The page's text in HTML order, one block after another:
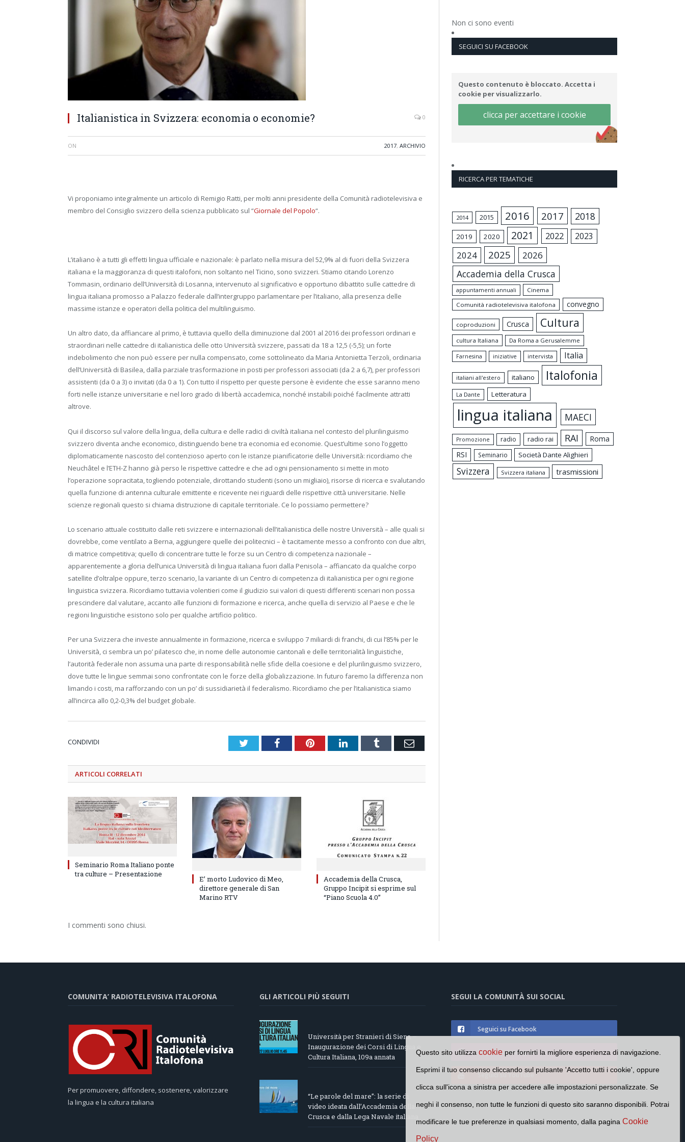
Italianistica in Svizzera: economia o economie? 0
ON 2017, ARCHIVIO
Vi proponiamo integralmente un articolo di Remigio Ratti, per molti anni presidente della Comunità radiotelevisiva e
membro del Consiglio svizzero della scienza pubblicato sul “Giornale del Popolo“.
L’italiano è a tutti gli effetti lingua ufficiale e nazionale: è parlato nella misura del 52,9% al di fuori della Svizzera
italiana e la maggioranza di questi italofoni, non soltanto nel Ticino, sono svizzeri. Stiamo citando Lorenzo
Tommasin, ordinario dell’Università di Losanna, intervenuto al significativo e opportuno dibattito sulle cattedre di
lingua italiana promosso a Palazzo federale dall’intergruppo parlamentare per l’italiano, alla presenza delle
massime istanze e operatori della politica del multilinguismo.
Un altro dato, da affiancare al primo, è tuttavia quello della diminuzione dal 2001 al 2016 dei professori ordinari e
straordinari nelle cattedre di italianistica delle otto Università svizzere, passati da 18 a 12,5 (-5,5); un forte
indebolimento che non può essere per nulla compensato, come sottolineato da Maria Antonietta Terzoli, ordinaria
dell’Università di Basilea, dalla parziale trasformazione in posti per professori associati (da 2 a 6,7), per professori
assistenti (da 0 a 3) o invitati (da 0 a 1). Con tutto il rispetto per queste persone è evidente che esse saranno meno
forti nelle istanze universitarie e nel loro grado di libertà accademica, nonché instabili poiché facilmente attratti
altrove.
Qui il discorso sul valore della lingua, della cultura e delle radici di civiltà italiana nel contesto del plurilinguismo
svizzero diventa anche economico, distinguendo bene tra economia ed economie. Quest’ultime sono l’oggetto
diplomaticamente nascosto del contenzioso aperto con le istanze pianificatorie delle Università: ricordiamo che
Neuchâtel e l’ETH-Z hanno già perso le rispettive cattedre e che ad ogni pensionamento si mette in moto
l’operazione sopracitata, togliendo potenziale, dirottando studenti (sono un migliaio), risorse di ricerca e svalutando
quella funzione di antenna culturale emittente e ricevente nei riguardi delle rispettive città universitarie. Nelle
scienze regionali questo si chiama distruzione di capitale territoriale. Ce lo possiamo permettere?
Lo scenario attuale costituito dalle reti svizzere e internazionali dell’italianistica delle nostre Università – alle quali si
dovrebbe, come ventilato a Berna, aggiungere quelle dei politecnici – è tacitamente messo a confronto con due altri,
di matrice competitiva; quello di concentrare tutte le forze su un Centro di competenza nazionale –
apparentemente a gloria dell’unica Università di lingua italiana fuori dalla Penisola – affiancato da qualche corpo
satellite d’oltralpe oppure, terzo scenario, la variante di un Centro di competenza di italianistica per ogni regione
linguistica svizzera. Ricordiamo tuttavia volentieri come il giudizio sui valori di questi differenti scenari non possa
prescindere dal valutare, accanto alle funzioni di formazione e ricerca, anche quella di servizio al Paese e che le
regioni linguistiche esistono solo per qualche artificio politico.
Per una Svizzera che investe annualmente in formazione, ricerca e sviluppo 7 miliardi di franchi, di cui l’85% per le
Università, ci sembra un po’ pilatesco che, in nome delle autonomie cantonali e delle territorialità linguistiche,
l’autorità federale non assuma una parte di responsabilità nelle sfide della coesione e del plurilinguismo svizzero,
dove tutte le lingue semmai sono confrontate con le forze della globalizzazione. In futuro faremo la differenza non
limando i costi, ma rafforzando con un po’ di sussidiarietà il federalismo. Ricordiamo che per l’italianistica siamo
all’incirca allo 0,2-0,3% del budget globale.
CONDIVIDI TwitterFacebookPinterestLinkedInTumblr Email
ARTICOLI CORRELATI
Seminario Roma Italiano ponte
tra culture – Presentazione
E’ morto Ludovico di Meo,
direttore generale di San
Marino RTV
Accademia della Crusca,
Gruppo Incipit si esprime sul
“Piano Scuola 4.0”
I commenti sono chiusi.
Non ci sono eventi
SEGUICI SU FACEBOOK
Questo contenuto è bloccato. Accetta i
cookie per visualizzarlo.
clicca per accettare i cookie
RICERCA PER TEMATICHE
2014 2015 2016 2017 2018
2019 2020 2021 2022 2023
2024 2025 2026
Accademia della Crusca
appuntamenti annuali
Cinema
Comunità radiotelevisiva italofona
convegno
coproduzioni Crusca Cultura
cultura Italiana Da Roma a Gerusalemme
Farnesina iniziative intervista Italia
italiani all'estero italiano Italofonia
La Dante Letteratura
lingua italiana MAECI
Promozione radio radio rai RAI
Roma
RSI
Seminario Società Dante Alighieri
Svizzera Svizzera italiana trasmissioni
COMUNITA’ RADIOTELEVISIVA ITALOFONA
Per promuovere, diffondere, sostenere, valorizzare
la lingua e la cultura italiana
GLI ARTICOLI PIÙ SEGUITI
Università per Stranieri di Siena –
Inaugurazione dei Corsi di Lingua e
Cultura Italiana, 109a annata
“Le parole del mare”: la serie di
video ideata dall’Accademia della
Crusca e dalla Lega Navale italiana
SEGUI LA COMUNITÀ SUI SOCIAL
Seguici su Facebook
Seguici su Instagram
Seguici su YouTube
Questo sito utilizzacookie per fornirti la migliore esperienza di navigazione.
Esprimi il tuo consenso cliccando sul pulsante 'Accetto tutti i cookie', oppure
clicca sull'icona a sinistra per accedere alle impostazioni personalizzate. Se
neghi il consenso, non tutte le funzioni di questo sito saranno disponibili. Potrai
modificare le tue preferenze in qualsiasi momento, dalla pagina Cookie
Policy